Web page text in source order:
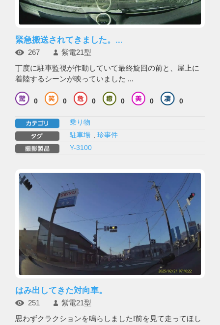
緊急搬送されてきました。...
267 紫電21型
丁度に駐車監視が作動していて最終旋回の前と、屋上に
着陸するシーンが映っていました ...
0 0 0 0 0 0
乗り物
駐車場
珍事件
Y-3100
はみ出してきた対向車。
251 紫電21型
思わずクラクションを鳴らしました!前を見て走ってほし